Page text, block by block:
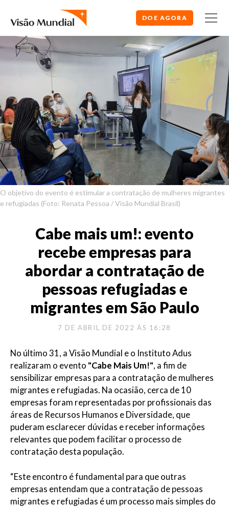
DOE AGORA
O objetivo do evento é estimular a contratação de mulheres migrantes
e refugiadas (Foto: Renata Pessoa / Visão Mundial Brasil)
Cabe mais um!: evento
recebe empresas para
abordar a contratação de
pessoas refugiadas e
migrantes em São Paulo
7 DE ABRIL DE 2022 ÀS 16:28
No último 31, a Visão Mundial e o Instituto Adus
realizaram o evento "Cabe Mais Um!", a fim de
sensibilizar empresas para a contratação de mulheres
migrantes e refugiadas. Na ocasião, cerca de 10
empresas foram representadas por profissionais das
áreas de Recursos Humanos e Diversidade, que
puderam esclarecer dúvidas e receber informações
relevantes que podem facilitar o processo de
contratação desta população.
“Este encontro é fundamental para que outras
empresas entendam que a contratação de pessoas
migrantes e refugiadas é um processo mais simples do